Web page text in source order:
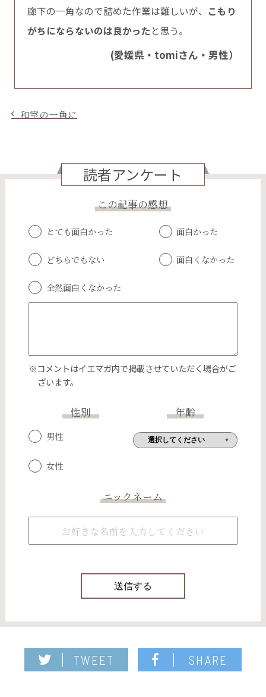
廊下の一角なので詰めた作業は難しいが、
こもり
がちにならないのは良かった と思う。
(愛媛県・tomiさん・男性）
和室の一角に
読者アンケート
この記事の感想
とても面白かった 面白かった
どちらでもない 面白くなかった
全然面白くなかった
※コメントはイエマガ内で掲載させていただく場合がご
ざいます。
性別
男性
女性
年齢
ニックネーム
TWEET SHARE